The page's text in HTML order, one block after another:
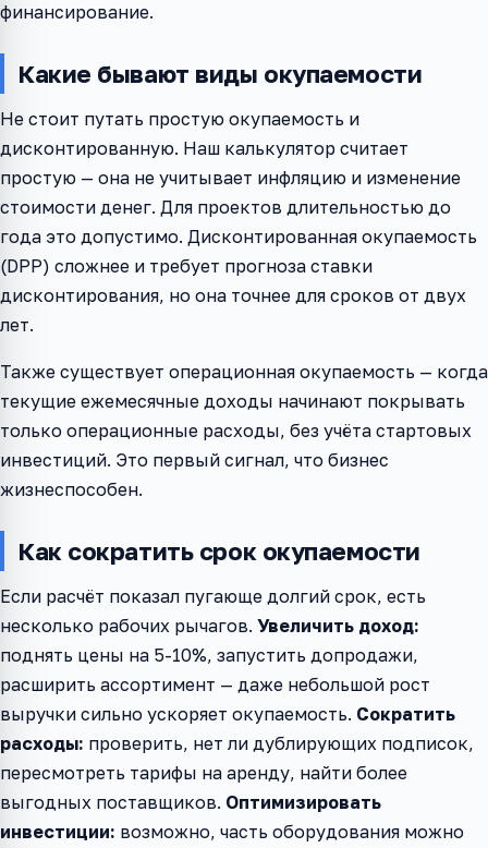
финансирование.
Какие бывают виды окупаемости
Не стоит путать простую окупаемость и
дисконтированную. Наш калькулятор считает
простую — она не учитывает инфляцию и изменение
стоимости денег. Для проектов длительностью до
года это допустимо. Дисконтированная окупаемость
(DPP) сложнее и требует прогноза ставки
дисконтирования, но она точнее для сроков от двух
лет.
Также существует операционная окупаемость — когда
текущие ежемесячные доходы начинают покрывать
только операционные расходы, без учёта стартовых
инвестиций. Это первый сигнал, что бизнес
жизнеспособен.
Как сократить срок окупаемости
Если расчёт показал пугающе долгий срок, есть
несколько рабочих рычагов. Увеличить доход:
поднять цены на 5-10%, запустить допродажи,
расширить ассортимент — даже небольшой рост
выручки сильно ускоряет окупаемость. Сократить
расходы: проверить, нет ли дублирующих подписок,
пересмотреть тарифы на аренду, найти более
выгодных поставщиков. Оптимизировать
инвестиции: возможно, часть оборудования можно